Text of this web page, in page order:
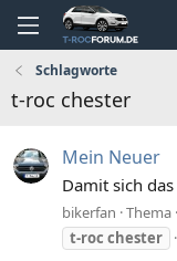
Schlagworte
t-roc chester
Mein Neuer
Damit sich
bikerfan Thema
t-roc chester